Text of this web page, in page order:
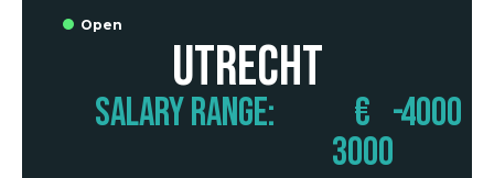
Open
Utrecht
Salary range:
€
3000
-4000